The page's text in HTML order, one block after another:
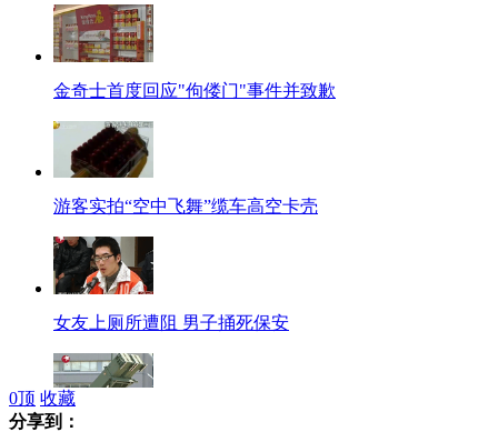
金奇士首度回应"佝偻门"事件并致歉
游客实拍“空中飞舞”缆车高空卡壳
女友上厕所遭阻 男子捅死保安
0顶 收藏
分享到：